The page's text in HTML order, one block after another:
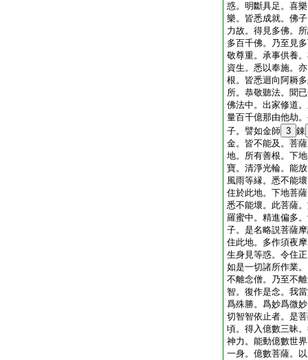
惑。明斷具足。喜
樂。皆悉成就。佛
力故。得見多佛。
多百千佛。乃至見
敬尊重。承事供養
資生。悉以奉施。
根。皆悉迴向阿耨
所。恭敬聽法。聞
佛法中。出家修道
量百千億那由他劫
子。譬如金師 3 錬
金。皆不能及。菩
地。所有善根。下
寶。清淨光輪。能
風雨等縁。悉不能
住於此地。下地菩
悉不能壞。此菩薩
羅蜜中。精進偏多
子。是名略説菩薩
住此地。多作須夜
生身見等惑。令住
如是一切諸所作業
不離念僧。乃至不
智。復作是念。我
爲殊勝。爲妙爲微
切智智依止者。是
頃。得入億數三昧
神力。能動億數世
一身。億數菩薩。